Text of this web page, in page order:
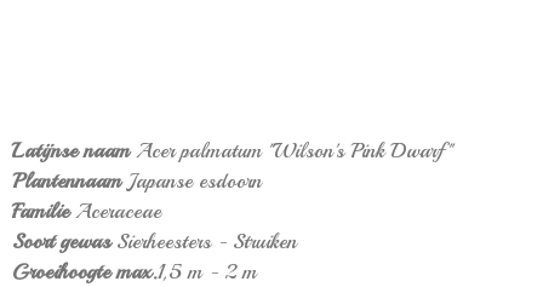
Latijnse naamAcer palmatum ''Wilson's Pink Dwarf''
Plantennaam Japanse esdoorn
FamilieAceraceae
Soort gewasSierheesters - Struiken
Groeihoogte max.1,5 m - 2 m